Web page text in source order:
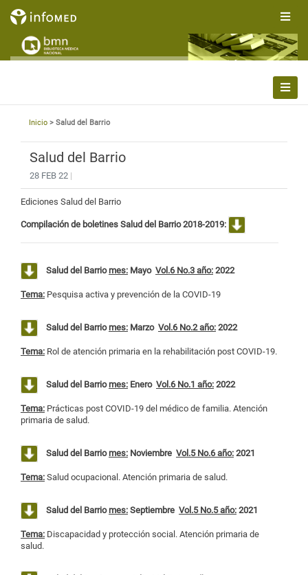
Inicio > Salud del Barrio
Salud del Barrio
28 FEB 22 |
Ediciones Salud del Barrio
Compilación de boletines Salud del Barrio 2018-2019:
Salud del Barriomes: Mayo Vol.6 No.3 año: 2022
Tema: Pesquisa activa y prevención de la COVID-19
Salud del Barriomes: Marzo Vol.6 No.2 año: 2022
Tema: Rol de atención primaria en la rehabilitación post COVID-19.
Salud del Barriomes: Enero Vol.6 No.1 año: 2022
Tema: Prácticas post COVID-19 del médico de familia. Atención
primaria de salud.
Salud del Barriomes: Noviembre Vol.5 No.6 año: 2021
Tema: Salud ocupacional. Atención primaria de salud.
Salud del Barriomes: Septiembre Vol.5 No.5 año: 2021
Tema: Discapacidad y protección social. Atención primaria de
salud.